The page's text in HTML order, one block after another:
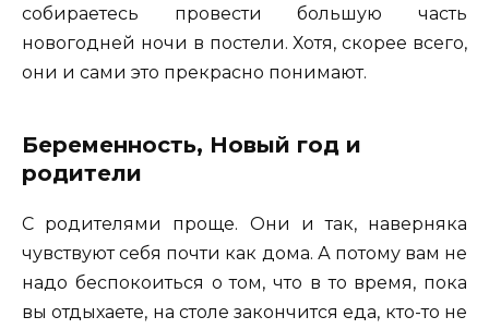
собираетесь провести большую часть
новогодней ночи в постели. Хотя, скорее всего,
они и сами это прекрасно понимают.
Беременность, Новый год и
родители
С родителями проще. Они и так, наверняка
чувствуют себя почти как дома. А потому вам не
надо беспокоиться о том, что в то время, пока
вы отдыхаете, на столе закончится еда, кто-то не